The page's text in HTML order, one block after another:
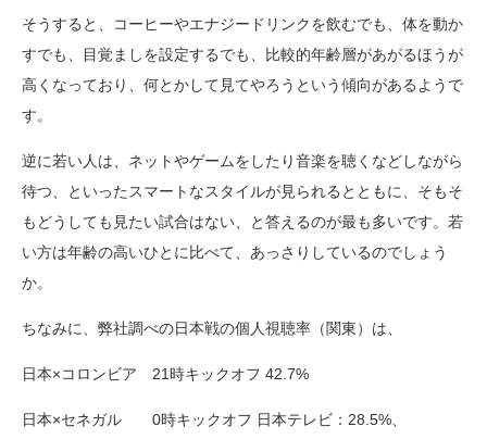
そうすると、コーヒーやエナジードリンクを飲むでも、体を動か
すでも、目覚ましを設定するでも、比較的年齢層があがるほうが
高くなっており、何とかして見てやろうという傾向があるようで
す。
逆に若い人は、ネットやゲームをしたり音楽を聴くなどしながら
待つ、といったスマートなスタイルが見られるとともに、そもそ
もどうしても見たい試合はない、と答えるのが最も多いです。若
い方は年齢の高いひとに比べて、あっさりしているのでしょう
か。
ちなみに、弊社調べの日本戦の個人視聴率（関東）は、
日本×コロンビア 21時キックオフ 42.7%
日本×セネガル 0時キックオフ 日本テレビ：28.5%、